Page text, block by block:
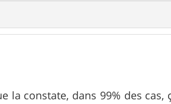
la constate, dans 99% des cas,